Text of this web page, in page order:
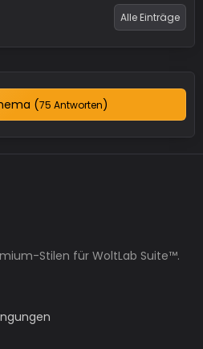
Alle Einträge
(75 Antworten)
Stilen für WoltLab Suite™.